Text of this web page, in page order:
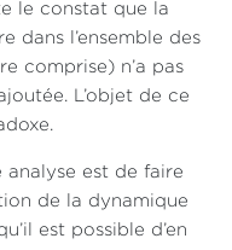
le constat que la
dans l’ensemble des
comprise) n’a pas
L’objet de ce
analyse est de faire
de la dynamique
est possible d’en